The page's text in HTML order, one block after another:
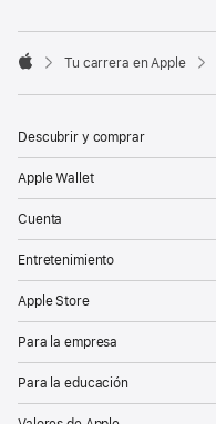

Tu carrera en Apple
Descubrir y comprar
Apple Wallet
Cuenta
Entretenimiento
Apple Store
Para la empresa
Para la educación